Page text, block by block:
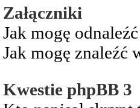
Załączniki
Jak mogę
Jak mogę znaleźć
Kwestie phpBB 3